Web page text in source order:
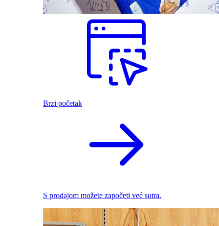
Brzi početak
S prodajom možete započeti već sutra.